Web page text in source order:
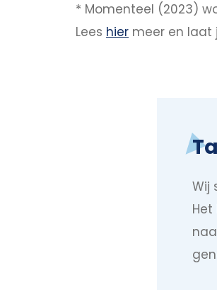
* Momenteel (2023)
Lees hier meer en laat
Wij